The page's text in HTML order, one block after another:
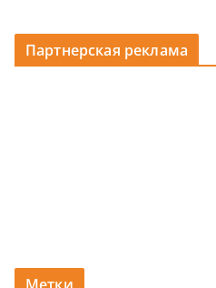
Партнерская реклама